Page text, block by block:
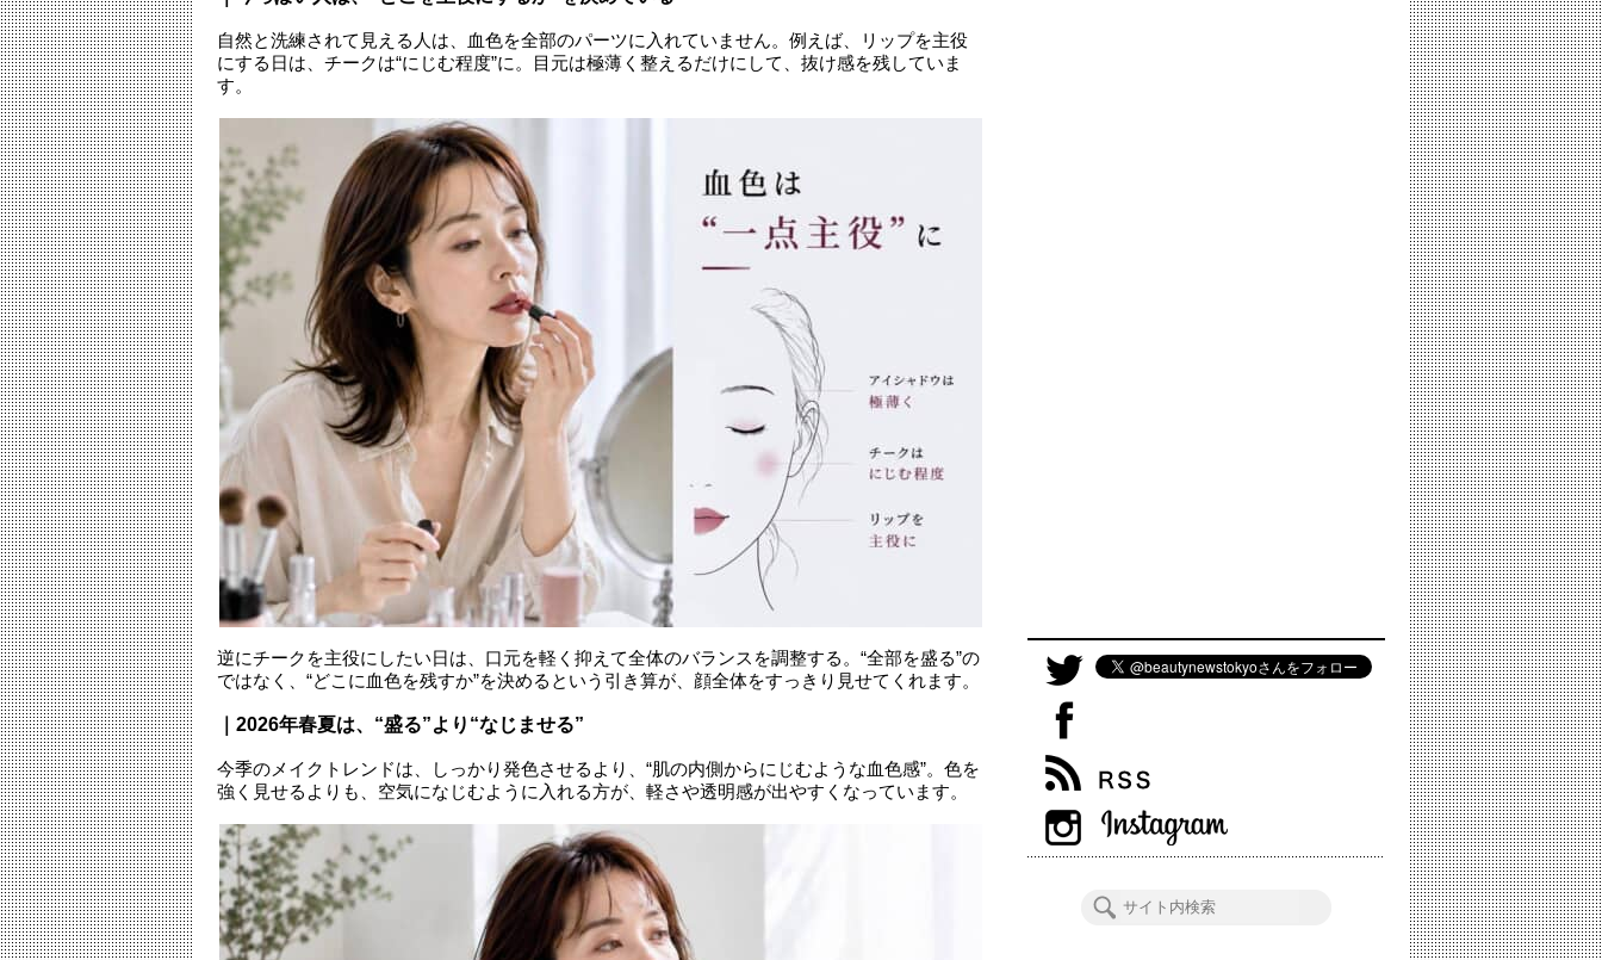
自然と洗練されて見える人は、血色を全部のパーツに入れていません。例えば、リップを主役
にする日は、チークは“にじむ程度”に。目元は極薄く整えるだけにして、抜け感を残していま
す。
逆にチークを主役にしたい日は、口元を軽く抑えて全体のバランスを調整する。“全部を盛る”の
ではなく、“どこに血色を残すか”を決めるという引き算が、顔全体をすっきり見せてくれます。
｜2026年春夏は、“盛る”より“なじませる”
今季のメイクトレンドは、しっかり発色させるより、“肌の内側からにじむような血色感”。色を
強く見せるよりも、空気になじむように入れる方が、軽さや透明感が出やすくなっています。